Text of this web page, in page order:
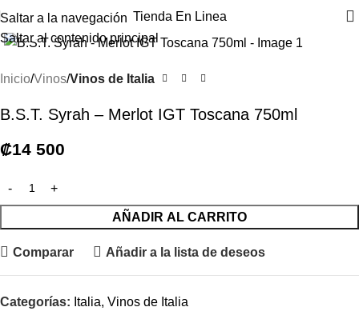
Saltar a la navegación
Saltar al contenido principal
Tienda En Linea
Haga clic para ampliar
Inicio Vinos Vinos de Italia
B.S.T. Syrah – Merlot IGT Toscana 750ml
₡14 500
AÑADIR AL CARRITO
Comparar Añadir a la lista de deseos
Categorías: Italia, Vinos de Italia